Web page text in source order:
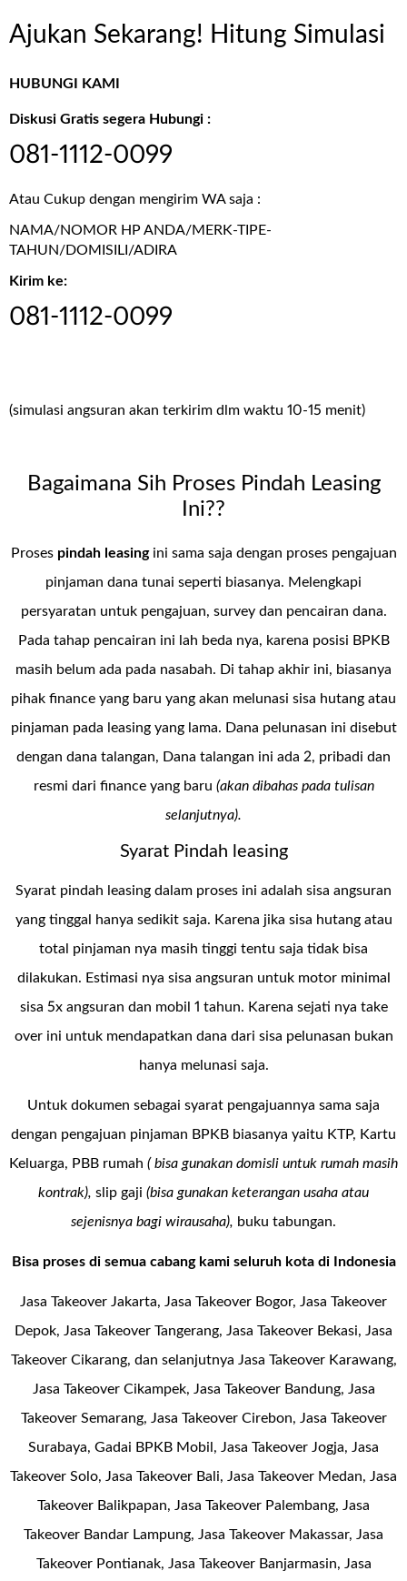
Ajukan Sekarang! Hitung Simulasi
HUBUNGI KAMI
Diskusi Gratis segera Hubungi :
081-1112-0099
Atau Cukup dengan mengirim WA saja :
NAMA/NOMOR HP ANDA/MERK-TIPE-
TAHUN/DOMISILI/ADIRA
Kirim ke:
081-1112-0099
(simulasi angsuran akan terkirim dlm waktu 10-15 menit)
Bagaimana Sih Proses Pindah Leasing
Ini??
Proses pindah leasingini sama saja dengan proses pengajuan
pinjaman dana tunai seperti biasanya. Melengkapi
persyaratan untuk pengajuan, survey dan pencairan dana.
Pada tahap pencairan ini lah beda nya, karena posisi BPKB
masih belum ada pada nasabah. Di tahap akhir ini, biasanya
pihak finance yang baru yang akan melunasi sisa hutang atau
pinjaman pada leasing yang lama. Dana pelunasan ini disebut
dengan dana talangan, Dana talangan ini ada 2, pribadi dan
resmi dari finance yang baru (akan dibahas pada tulisan
selanjutnya).
Syarat Pindah leasing
Syarat pindah leasing dalam proses ini adalah sisa angsuran
yang tinggal hanya sedikit saja. Karena jika sisa hutang atau
total pinjaman nya masih tinggi tentu saja tidak bisa
dilakukan. Estimasi nya sisa angsuran untuk motor minimal
sisa 5x angsuran dan mobil 1 tahun. Karena sejati nya take
over ini untuk mendapatkan dana dari sisa pelunasan bukan
hanya melunasi saja.
Untuk dokumen sebagai syarat pengajuannya sama saja
dengan pengajuan pinjaman BPKB biasanya yaitu KTP, Kartu
Keluarga, PBB rumah ( bisa gunakan domisli untuk rumah masih
kontrak), slip gaji (bisa gunakan keterangan usaha atau
sejenisnya bagi wirausaha), buku tabungan.
Bisa proses di semua cabang kami seluruh kota di Indonesia
Jasa Takeover Jakarta, Jasa Takeover Bogor, Jasa Takeover
Depok, Jasa Takeover Tangerang, Jasa Takeover Bekasi, Jasa
Takeover Cikarang, dan selanjutnya Jasa Takeover Karawang,
Jasa Takeover Cikampek, Jasa Takeover Bandung, Jasa
Takeover Semarang, Jasa Takeover Cirebon, Jasa Takeover
Surabaya, Gadai BPKB Mobil, Jasa Takeover Jogja, Jasa
Takeover Solo, Jasa Takeover Bali, Jasa Takeover Medan, Jasa
Takeover Balikpapan, Jasa Takeover Palembang, Jasa
Takeover Bandar Lampung, Jasa Takeover Makassar, Jasa
Takeover Pontianak, Jasa Takeover Banjarmasin, Jasa